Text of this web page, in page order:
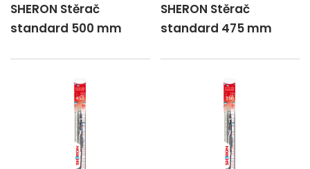
SHERON Stěrač
standard 500 mm
SHERON Stěrač
standard 475 mm